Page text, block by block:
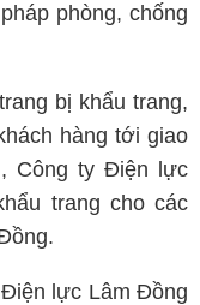
phòng, chống
bị khẩu trang,
hàng tới giao
Công ty Điện lực
trang cho các
lực Lâm Đồng